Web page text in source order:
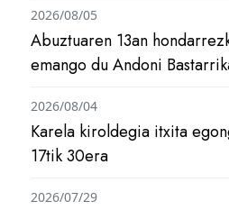
Abuztuaren 13an
emango du Andoni
2026/08/05
Karela kiroldegia itxita
17tik 30era
2026/08/04
2026/07/29